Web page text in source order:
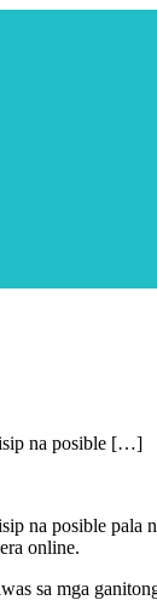
na posible […]
na posible
online.
sa mga